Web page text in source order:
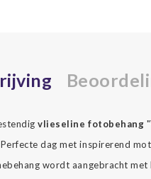
vlieseline fotobehang
dag met inspirerend
wordt aangebracht